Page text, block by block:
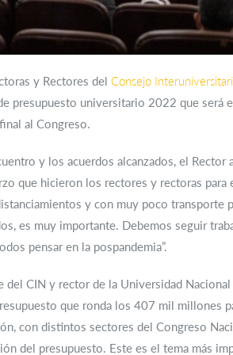
y Rectores del Consejo
presupuesto universitario 2022 que será
al Congreso.
y los acuerdos alcanzados, el
que hicieron los rectores y rectoras
y con muy poco transporte
es muy importante. Debemos seguir
pensar en la pospandemia”.
del CIN y rector de la Universidad
que ronda los 407 mil millones
con distintos sectores del Congreso
del presupuesto. Este es el tema más